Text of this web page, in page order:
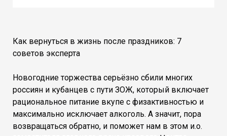
Как вернуться в жизнь после праздников: 7
советов эксперта
Новогодние торжества серьёзно сбили многих
россиян и кубанцев с пути ЗОЖ, который включает
рациональное питание вкупе с физактивностью и
максимально исключает алкоголь. А значит, пора
возвращаться обратно, и поможет нам в этом и.о.